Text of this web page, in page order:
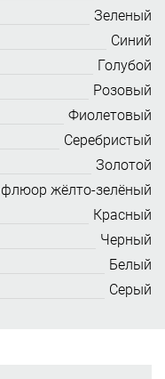
Зеленый
Синий
Голубой
Розовый
Фиолетовый
Серебристый
Золотой
флюор жёлто-зелёный
Красный
Черный
Белый
Серый